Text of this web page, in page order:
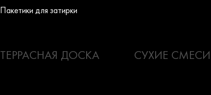
Пакетики для затирки
ТЕРРАСНАЯ ДОСКА СУХИЕ СМЕСИ